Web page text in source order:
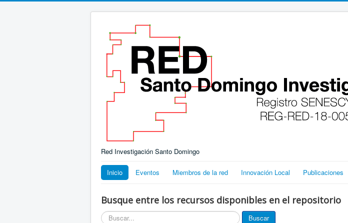
Red Investigación Santo Domingo
Inicio Eventos Miembros de la red Innovación Local Publicaciones
Busque entre los recursos disponibles en el repositorio
Buscar... Buscar